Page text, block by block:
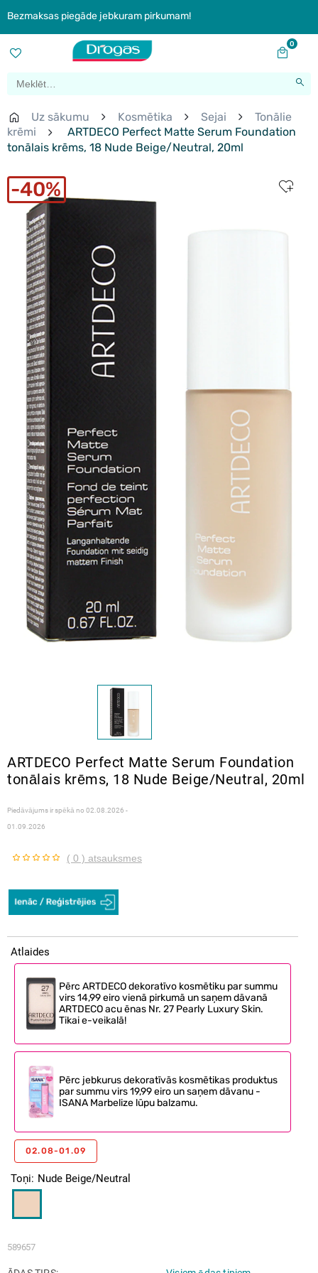
Bezmaksas piegāde jebkuram pirkumam!
0
Uz sākumu Kosmētika Sejai
Tonālie
krēmi
ARTDECO Perfect Matte Serum Foundation
tonālais krēms, 18 Nude Beige/Neutral, 20ml
40%
ARTDECO Perfect Matte Serum Foundation
tonālais krēms, 18 Nude Beige/Neutral, 20ml
Piedāvājums ir spēkā no 02.08.2026 -
01.09.2026
( 0 ) atsauksmes
589657
Toņi Nude Beige/Neutral
Atlaides
Pērc ARTDECO dekoratīvo kosmētiku par summu
virs 14,99 eiro vienā pirkumā un saņem dāvanā
ARTDECO acu ēnas Nr. 27 Pearly Luxury Skin.
Tikai e-veikalā!
Pērc jebkurus dekoratīvās kosmētikas produktus
par summu virs 19,99 eiro un saņem dāvanu -
ISANA Marbelize lūpu balzamu.
02.08-01.09